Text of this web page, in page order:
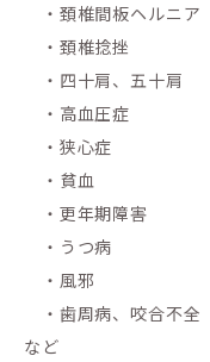
・頚椎間板ヘルニア
・頚椎捻挫
・四十肩、五十肩
・高血圧症
・狭心症
・貧血
・更年期障害
・うつ病
・風邪
・歯周病、咬合不全
など